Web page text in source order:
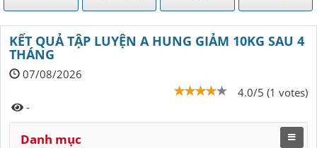
KẾT QUẢ TẬP LUYỆN A HUNG GIẢM 10KG SAU 4
THÁNG
07/08/2026
4.0/5 (1 votes)
-
Danh mục